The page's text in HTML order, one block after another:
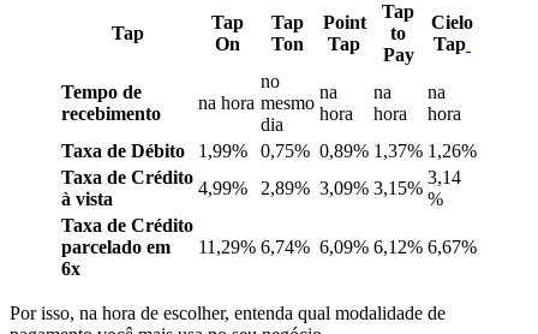
Tap
Tap
On
Tap
Ton
Point
Tap
Tap
to
Pay
Cielo
Tap
Tempo de
recebimento
na hora
no
mesmo
dia
na
hora
na
hora
na
hora
Taxa de Débito
1,99% 0,75% 0,89% 1,37% 1,26%
Taxa de Crédito
à vista
4,99% 2,89% 3,09% 3,15%
3,14
%
Taxa de Crédito
parcelado em
6x
11,29% 6,74% 6,09% 6,12% 6,67%
Por isso, na hora de escolher, entenda qual modalidade de